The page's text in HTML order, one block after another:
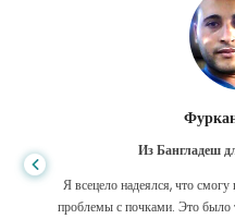
Из Бангладеш
Я всецело надеялся, что
проблемы с почками. Это было